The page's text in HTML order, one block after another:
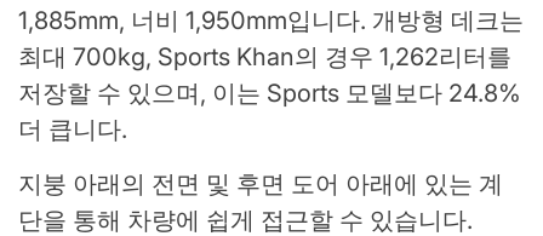
1,885mm, 너비 1,950mm입니다. 개방형 데크는
최대 700kg, Sports Khan의 경우 1,262리터를
저장할 수 있으며, 이는 Sports 모델보다 24.8%
더 큽니다.
지붕 아래의 전면 및 후면 도어 아래에 있는 계
단을 통해 차량에 쉽게 접근할 수 있습니다.